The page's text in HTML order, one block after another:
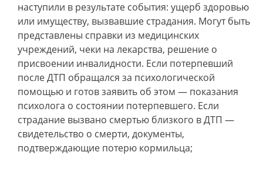
наступили в результате события: ущерб здоровью
или имуществу, вызвавшие страдания. Могут быть
представлены справки из медицинских
учреждений, чеки на лекарства, решение о
присвоении инвалидности. Если потерпевший
после ДТП обращался за психологической
помощью и готов заявить об этом — показания
психолога о состоянии потерпевшего. Если
страдание вызвано смертью близкого в ДТП —
свидетельство о смерти, документы,
подтверждающие потерю кормильца;